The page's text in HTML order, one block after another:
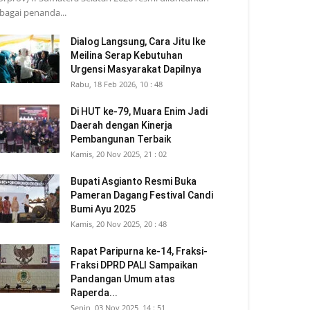
penanda...
Dialog Langsung, Cara Jitu Ike
Meilina Serap Kebutuhan
Urgensi Masyarakat Dapilnya
Rabu, 18 Feb 2026, 10 : 48
Di HUT ke-79, Muara Enim Jadi
Daerah dengan Kinerja
Pembangunan Terbaik
Kamis, 20 Nov 2025, 21 : 02
Bupati Asgianto Resmi Buka
Pameran Dagang Festival Candi
Bumi Ayu 2025
Kamis, 20 Nov 2025, 20 : 48
Rapat Paripurna ke-14, Fraksi-
Fraksi DPRD PALI Sampaikan
Pandangan Umum atas
Raperda...
Senin, 03 Nov 2025, 14 : 51